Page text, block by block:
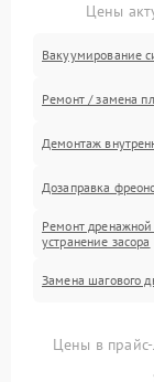
Цены
Вакуумирование
Ремонт / замена
Демонтаж
Дозаправка
Ремонт
устранение засора
Замена шагового
Цены в